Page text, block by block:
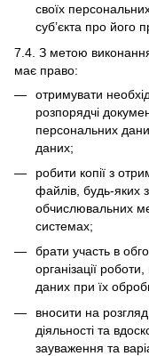
своїх
суб’єкта про його
7.4. З метою виконання
має право:
отримувати
розпорядчі
персональних
даних;
робити копії з
файлів, будь-яких
обчислювальних
системах;
брати участь в
організації
даних при їх
вносити на
діяльності та
зауваження та